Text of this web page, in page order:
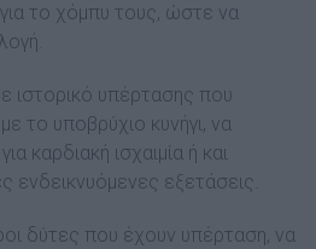
το χόμπυ τους, ώστε να
ιστορικό υπέρτασης που
το υποβρύχιο κυνήγι, να
καρδιακή ισχαιμία ή και
ενδεικνυόμενες εξετάσεις.
δύτες που έχουν υπέρταση, να